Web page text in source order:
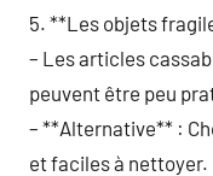
5. **Les objets
– Les articles
peuvent être peu
– **Alternative** :
et faciles à nettoyer.